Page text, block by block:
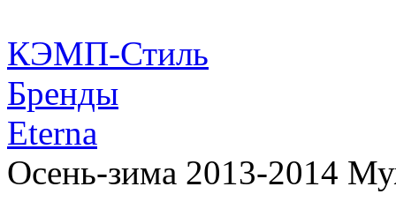
КЭМП-Стиль
Бренды
Eterna
Осень-зима 2013-2014